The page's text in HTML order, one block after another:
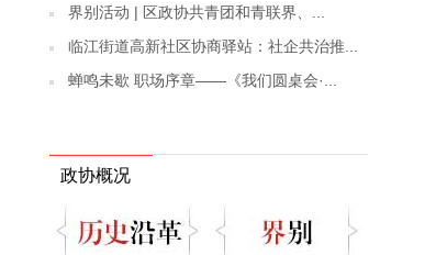
界别活动 | 区政协共青团和青联界、...
临江街道高新社区协商驿站：社企共治推...
蝉鸣未歇 职场序章——《我们圆桌会·...
政协概况